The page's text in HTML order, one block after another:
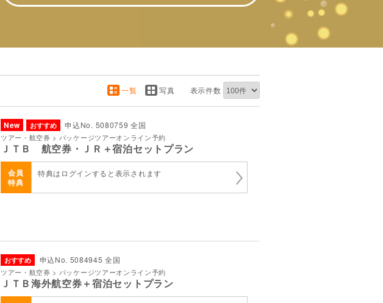
一覧 写真 表示件数
New おすすめ 申込No. 5080759 全国
ツアー・航空券 > パッケージツアーオンライン予約
ＪＴＢ 航空券・ＪＲ＋宿泊セットプラン
会員
特典
特典はログインすると表示されます
おすすめ 申込No. 5084945 全国
ツアー・航空券 > パッケージツアーオンライン予約
ＪＴＢ海外航空券＋宿泊セットプラン